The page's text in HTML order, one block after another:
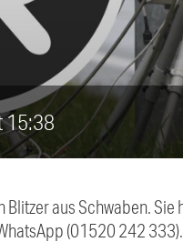
15:38
aus Schwaben.
(01520 242 333).